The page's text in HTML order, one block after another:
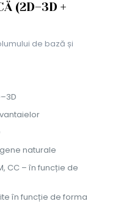
(2D–3D +
de bază și
naturale
CC – în funcție de
în funcție de forma